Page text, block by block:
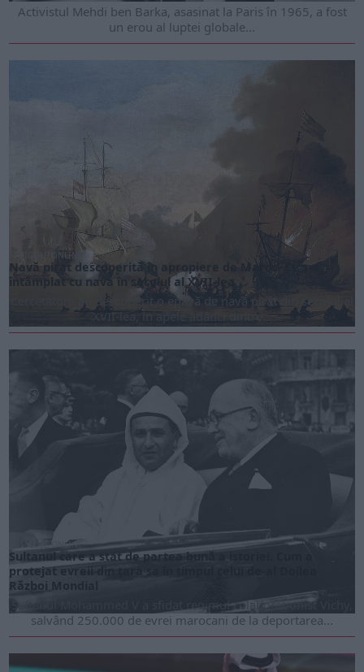
Activistul Mehdi ben Barka, asasinat la Paris în 1965, a fost
un erou al luptei globale...
ARTICOLE ONLINE
Navă pirat descoperită în apropiere de Maroc. Ce s-a
întâmplat cu nava în secolul al XVII-lea
Cercetătorii au descoperit o epavă de navă pirat din secolul al
XVII-lea, în apele adânci dintre...
ARTICOLE ONLINE
Sultanul care a stat de partea bună a istoriei. Cum a
protejat evreii din țara sa în timpul celui de-al Doilea
Război Mondial
Sultanul Mohammed V a sfidat regimul colaboraționist Vichy,
salvând 250.000 de evrei marocani de la deportarea...